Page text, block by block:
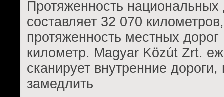
Протяженность национальных
составляет 32 070
протяженность местных
километр. Magyar Közút Zrt.
сканирует внутренние
замедлить